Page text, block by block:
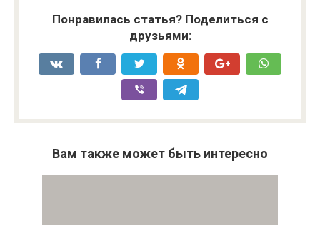
Понравилась статья? Поделиться с
друзьями:
Вам также может быть интересно